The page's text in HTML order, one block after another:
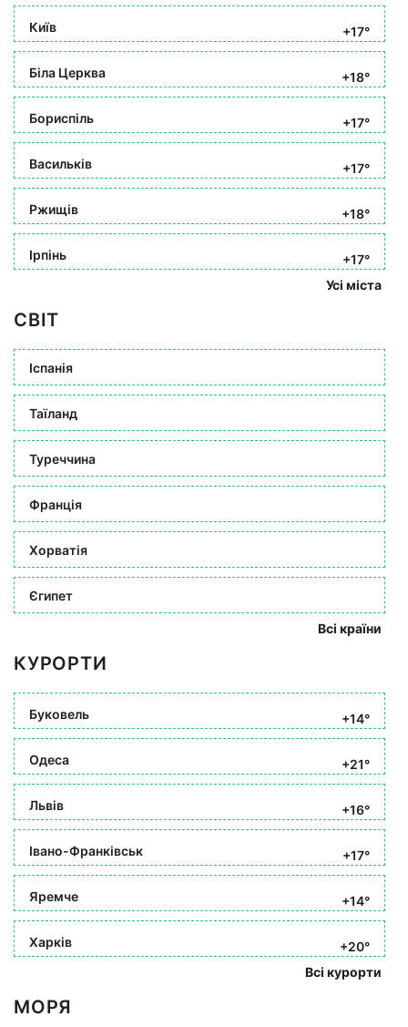
Київ +17°
Біла Церква +18°
Бориспіль +17°
Васильків +17°
Ржищів +18°
Ірпінь
+17°
Усі міста
СВІТ
Іспанія
Таїланд
Туреччина
Франція
Хорватія
Єгипет
Всі країни
КУРОРТИ
Буковель +14°
Одеса +21°
Львів +16°
Івано-Франківськ +17°
Яремче +14°
Харків
+20°
Всі курорти
МОРЯ